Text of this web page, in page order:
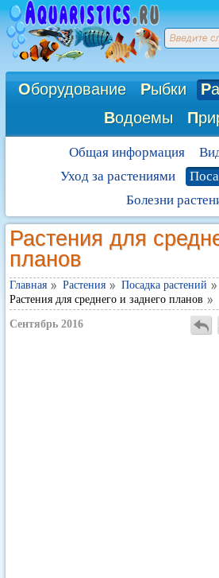
Оборудование Рыбки Р
Водоемы П
Общая информация
Уход за растениями
Болезни
Растения для
планов
Главная Растения
Посадка растений
Растения для среднего и заднего планов
Сентябрь 2016